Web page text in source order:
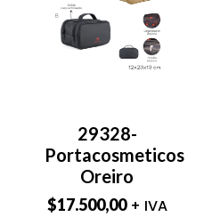
29328-
Portacosmeticos
Oreiro
$17.500,00 + IVA